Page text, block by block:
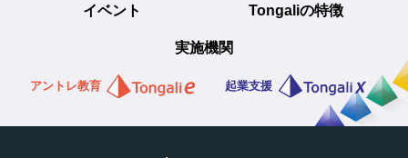
イベント Tongaliの特徴
実施機関
アントレ教育 起業支援